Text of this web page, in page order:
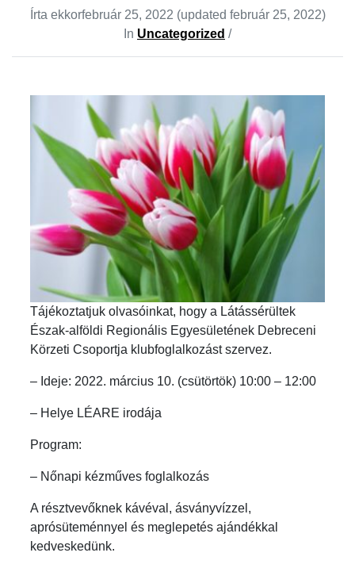
Írta ekkorfebruár 25, 2022 (updated február 25, 2022)
In Uncategorized /
Tájékoztatjuk olvasóinkat, hogy a Látássérültek
Észak-alföldi Regionális Egyesületének Debreceni
Körzeti Csoportja klubfoglalkozást szervez.
– Ideje: 2022. március 10. (csütörtök) 10:00 – 12:00
– Helye LÉARE irodája
Program:
– Nőnapi kézműves foglalkozás
A résztvevőknek kávéval, ásványvízzel,
aprósüteménnyel és meglepetés ajándékkal
kedveskedünk.